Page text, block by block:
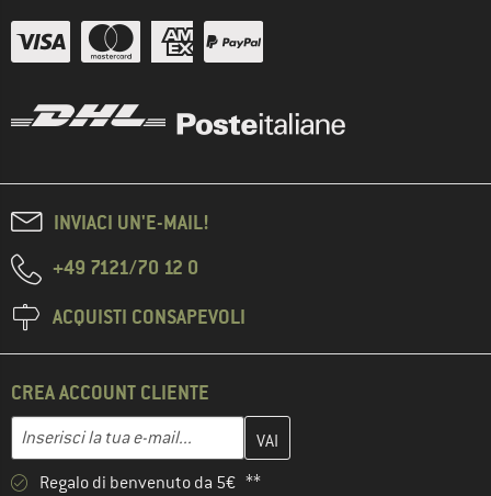
INVIACI UN'E-MAIL!
+49 7121/70 12 0
ACQUISTI CONSAPEVOLI
CREA ACCOUNT CLIENTE
Indirizzo e-mail
Inserisci qui il tuo indirizzo e-mail e crea il tuo account cliente
Regalo di benvenuto da 5€ **